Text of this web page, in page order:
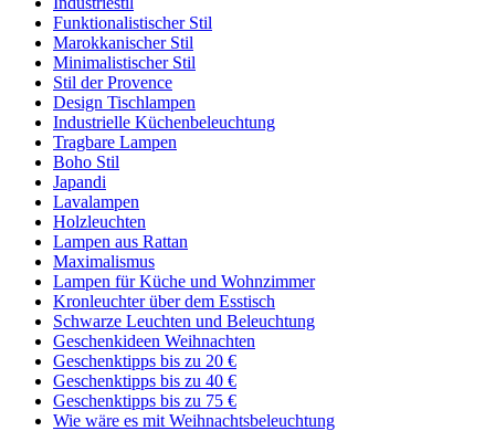
Funktionalistischer Stil
Marokkanischer Stil
Minimalistischer Stil
Stil der Provence
Design Tischlampen
Industrielle Küchenbeleuchtung
Tragbare Lampen
Boho Stil
Japandi
Lavalampen
Holzleuchten
Lampen aus Rattan
Maximalismus
Lampen für Küche und Wohnzimmer
Kronleuchter über dem Esstisch
Schwarze Leuchten und Beleuchtung
Geschenkideen Weihnachten
Geschenktipps bis zu 20 €
Geschenktipps bis zu 40 €
Geschenktipps bis zu 75 €
Wie wäre es mit Weihnachtsbeleuchtung